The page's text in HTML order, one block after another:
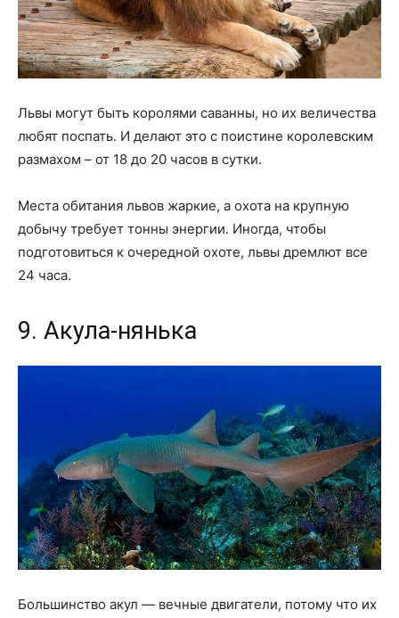
Львы могут быть королями саванны, но их величества
любят поспать. И делают это с поистине королевским
размахом – от 18 до 20 часов в сутки.
Места обитания львов жаркие, а охота на крупную
добычу требует тонны энергии. Иногда, чтобы
подготовиться к очередной охоте, львы дремлют все
24 часа.
9. Акула-нянька
Большинство акул — вечные двигатели, потому что их